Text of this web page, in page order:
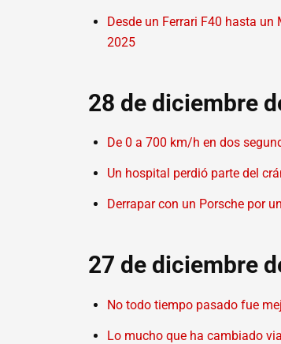
Desde un Ferrari F40 hasta
2025
28 de diciembre
De 0 a 700 km/h en dos
Un hospital perdió parte del
Derrapar con un Porsche por
27 de diciembre
No todo tiempo pasado fue
Lo mucho que ha cambiado